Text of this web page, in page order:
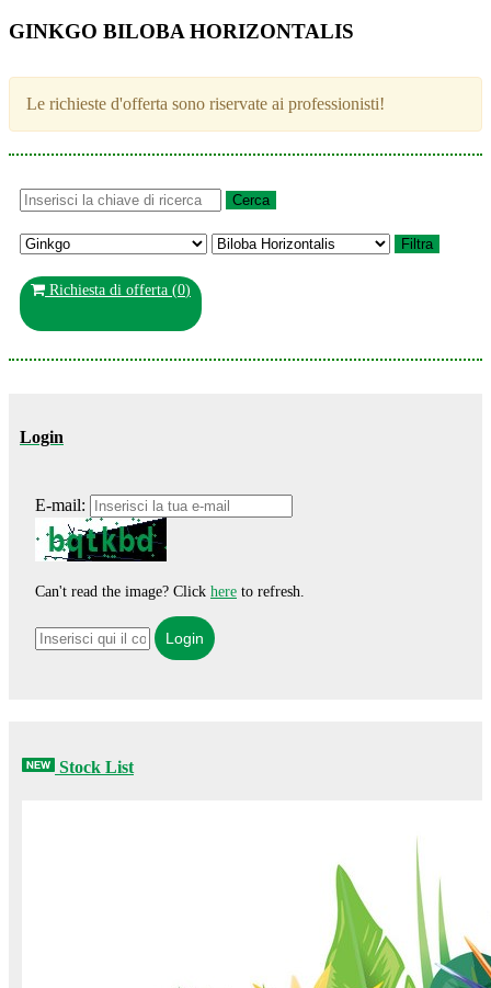
GINKGO BILOBA HORIZONTALIS
Le richieste d'offerta sono riservate ai professionisti!
Richiesta di offerta (0)
Login
E-mail:
Can't read the image? Click here to refresh.
Stock List